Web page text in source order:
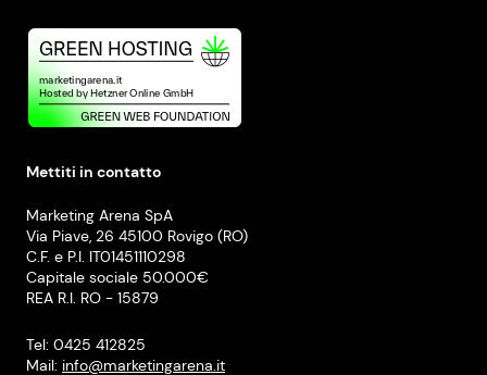
Mettiti in contatto
Marketing Arena SpA
Via Piave, 26 45100 Rovigo (RO)
C.F. e P.I. IT01451110298
Capitale sociale 50.000€
REA R.I. RO - 15879
Tel: 0425 412825
Mail: info@marketingarena.it